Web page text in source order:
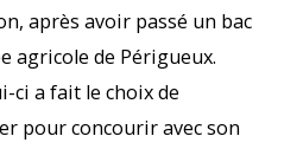
après avoir passé un bac
agricole de Périgueux.
ci a fait le choix de
pour concourir avec son